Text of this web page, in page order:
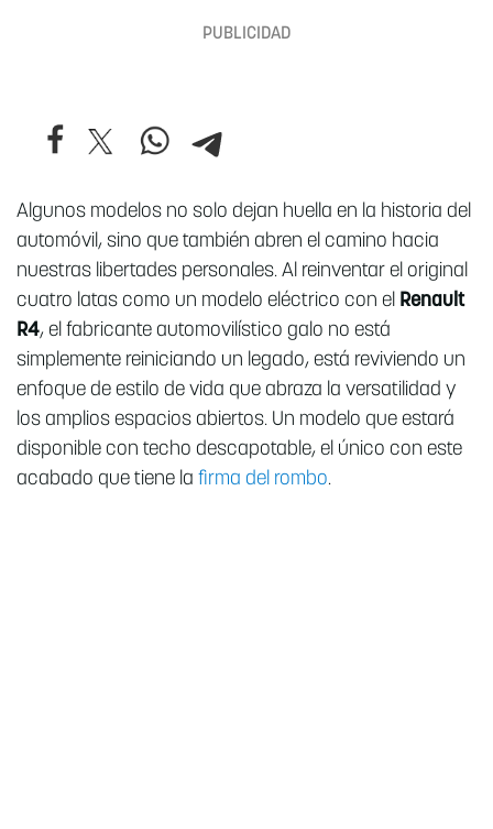
Algunos modelos no solo dejan huella en la historia del
automóvil, sino que también abren el camino hacia
nuestras libertades personales. Al reinventar el original
cuatro latas como un modelo eléctrico con el Renault
R4, el fabricante automovilístico galo no está
simplemente reiniciando un legado, está reviviendo un
enfoque de estilo de vida que abraza la versatilidad y
los amplios espacios abiertos. Un modelo que estará
disponible con techo descapotable, el único con este
acabado que tiene la firma del rombo.